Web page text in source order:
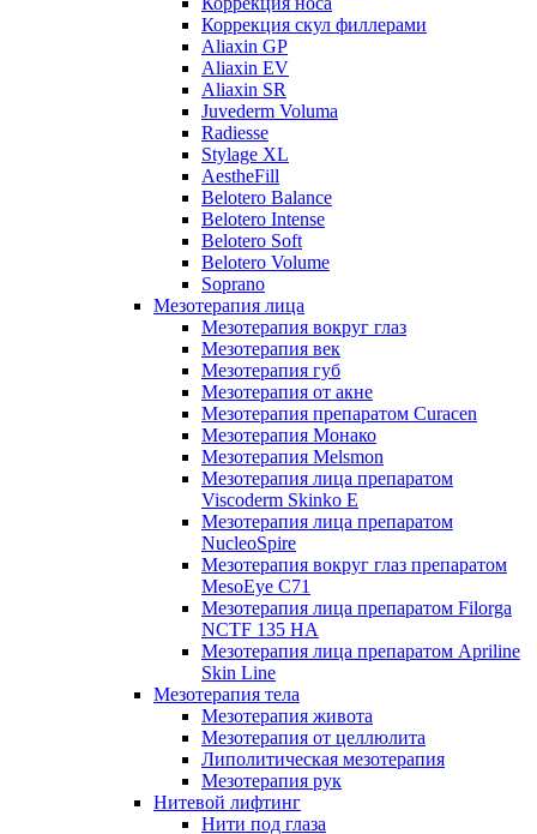
Коррекция скул филлерами
Aliaxin GP
Aliaxin EV
Aliaxin SR
Juvederm Voluma
Radiesse
Stylage XL
AestheFill
Belotero Balance
Belotero Intense
Belotero Soft
Belotero Volume
Soprano
Мезотерапия лица
Мезотерапия вокруг глаз
Мезотерапия век
Мезотерапия губ
Мезотерапия от акне
Мезотерапия препаратом Curacen
Мезотерапия Монако
Мезотерапия Melsmon
Мезотерапия лица препаратом
Viscoderm Skinko E
Мезотерапия лица препаратом
NucleoSpire
Мезотерапия вокруг глаз препаратом
MesoEye С71
Мезотерапия лица препаратом Filorga
NCTF 135 HA
Мезотерапия лица препаратом Apriline
Skin Line
Мезотерапия тела
Мезотерапия живота
Мезотерапия от целлюлита
Липолитическая мезотерапия
Мезотерапия рук
Нитевой лифтинг
Нити под глаза